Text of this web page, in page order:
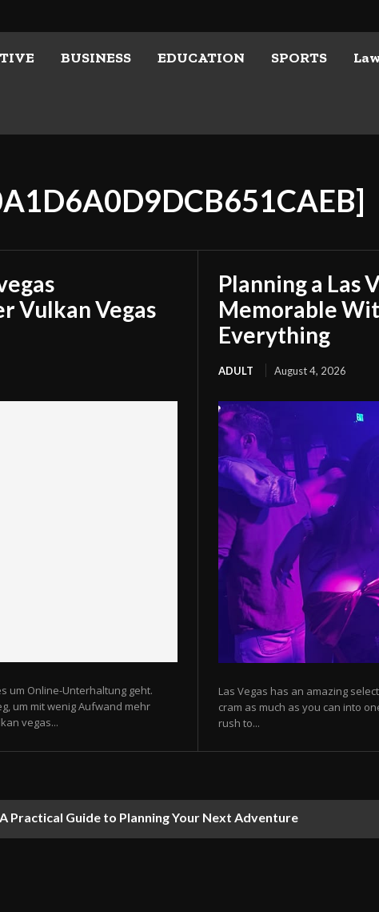
BUSINESS EDUCATION SPORTS
Vulkan Vegas
um Online-Unterhaltung geht.
um mit wenig Aufwand mehr
vegas...
Planning a Las
Memorable
Everything
ADULT August 4, 2026
Las Vegas has an amazing
cram as much as you can into
rush to...
Practical Guide to Planning Your Next Adventure